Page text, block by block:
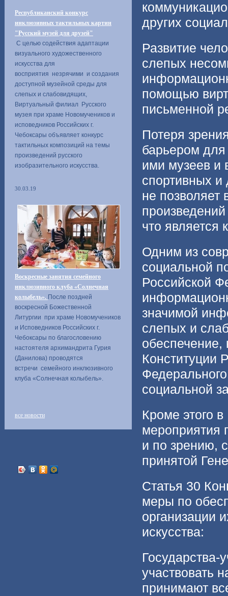
Республиканский конкурс
инклюзивных тактильных картин
"Русский музей для друзей"
С целью содействия адаптации
визуального художественного
искусства для
восприятия незрячими и создания
доступной музейной среды для
слепых и слабовидящих,
Виртуальный филиал Русского
музея при храме Новомучеников и
исповедников Российских г.
Чебоксары объявляет конкурс
тактильных композиций на темы
произведений русского
изобразительного искусства.
30.03.19
Воскресные занятия семейного
инклюзивного клуба «Солнечная
колыбель». После поздней
воскресной Божественной
Литургии при храме Новомучеников
и Исповедников Российских г.
Чебоксары по благословению
настоятеля архимандрита Гурия
(Данилова) проводятся
встречи семейного инклюзивного
клуба «Солнечная колыбель».
все новости
других
Развитие
слепых
помощью
письменной
Потеря
барьером
ими музеев и
спортивных и
не позволяет
произведений
что является
Одним из
социальной
Российской
значимой
слепых и
обеспечение,
Конституции
социальной
Кроме этого
мероприятия
и по зрению,
принятой
Статья 30
меры по
организации
искусства:
Государства-
участвовать
принимают